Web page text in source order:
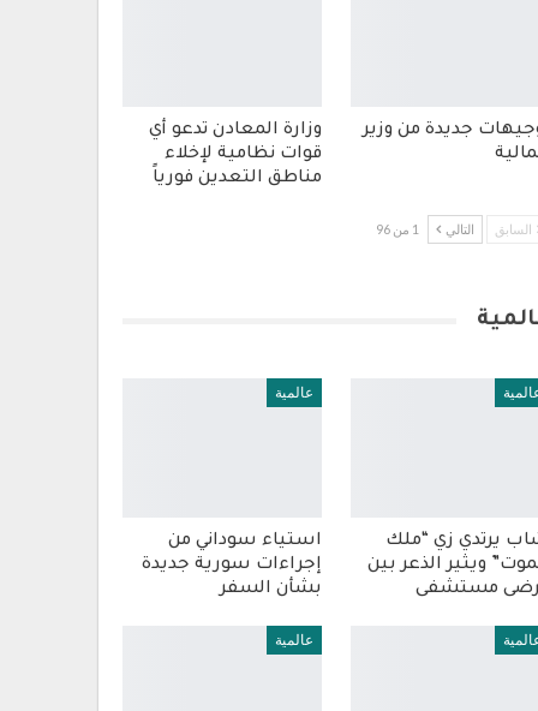
جديدة من وزير
وزارة المعادن تدعو أي
قوات نظامية لإخلاء
مناطق التعدين فورياً
السابق التالي 1 من 96
يرتدي زي “ملك
ويثير الذعر بين
مستشفى
عالمية
استياء سوداني من
إجراءات سورية جديدة
بشأن السفر
عالمية